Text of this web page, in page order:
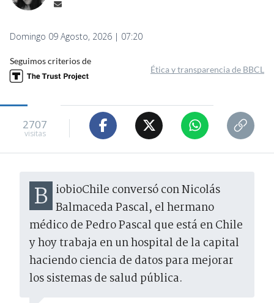
Domingo 09 Agosto, 2026 | 07:20
Seguimos criterios de
Ética y transparencia de BBCL
2707
visitas
BiobioChile conversó con Nicolás Balmaceda Pascal, el hermano
médico de Pedro Pascal que está en Chile
y hoy trabaja en un hospital de la capital
haciendo ciencia de datos para mejorar
los sistemas de salud pública.